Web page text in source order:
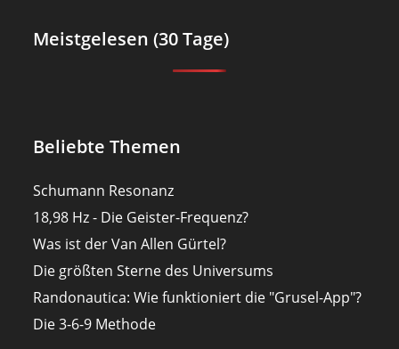
Meistgelesen (30 Tage)
Beliebte Themen
Schumann Resonanz
18,98 Hz - Die Geister-Frequenz?
Was ist der Van Allen Gürtel?
Die größten Sterne des Universums
Randonautica: Wie funktioniert die "Grusel-App"?
Die 3-6-9 Methode